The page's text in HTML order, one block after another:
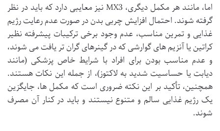
اما، مانند هر مکمل دیگری، MX3 نیز معایبی دارد که باید در نظر
گرفته شوند. احتمال افزایش چربی بدن در صورت عدم رعایت رژیم
غذایی و تمرین مناسب، عدم وجود برخی ترکیبات پیشرفته نظیر
کراتین یا آنزیم های گوارشی که در گینرهای گران تر یافت می شوند،
و عدم مناسب بودن برای افراد با شرایط خاص پزشکی (مانند
دیابت یا حساسیت شدید به لاکتوز)، از جمله این نکات هستند.
همچنین، تأکید بر این نکته ضروری است که مکمل ها، جایگزین
یک رژیم غذایی سالم و متنوع نیستند و باید در کنار آن مصرف
شوند.